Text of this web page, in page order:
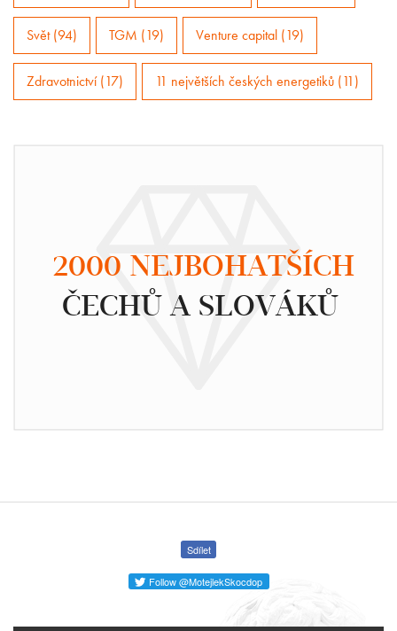
Svět (94) TGM (19) Venture capital (19)
Zdravotnictví (17) 11 největších českých energetiků (11)
2000 NEJBOHATŠÍCH
ČECHŮ A SLOVÁKŮ
Sdílet
Follow @MotejlekSkocdop